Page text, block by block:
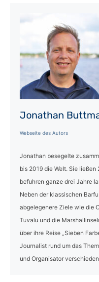
Jonathan
Webseite des Autors
Jonathan besegelte
bis 2019 die Welt. Sie
befuhren ganze drei Jahre
Neben der klassischen
abgelegenere Ziele wie die
Tuvalu und die
über ihre Reise „Sieben
Journalist rund um das
und Organisator